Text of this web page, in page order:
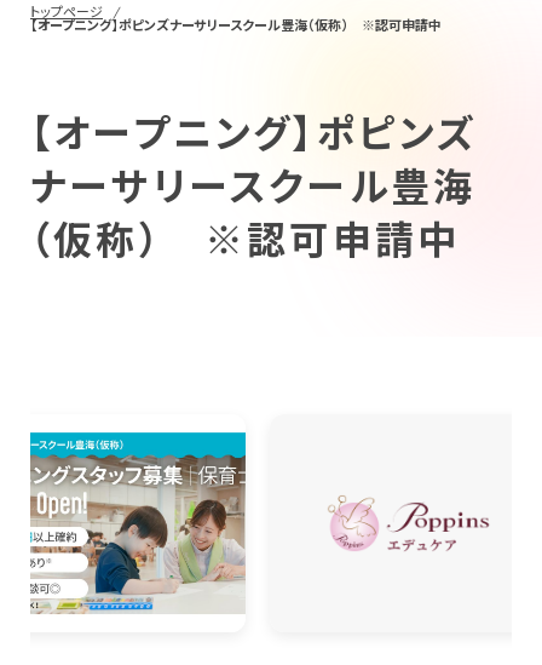
働く場所を探す
トップページ
【オープニング】ポピンズナーサリースクール豊海（仮称） ※認可申請中
【オープニング】ポピンズ
ナーサリースクール豊海
（仮称） ※認可申請中